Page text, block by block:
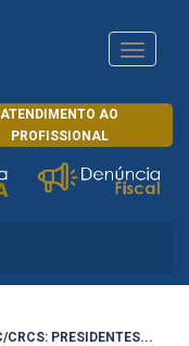
ATENDIMENTO AO
PROFISSIONAL
CRCRJ
CRCS: PRESIDENTES...